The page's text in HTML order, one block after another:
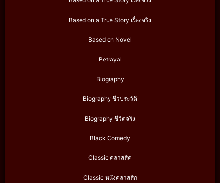
Based on a True Story เรื่องจริง
Based on Novel
Betrayal
Biography
Biography ชีวประวัติ
Biography ชีวิตจริง
Black Comedy
Classic คลาสสิค
Classic หนังคลาสสิก